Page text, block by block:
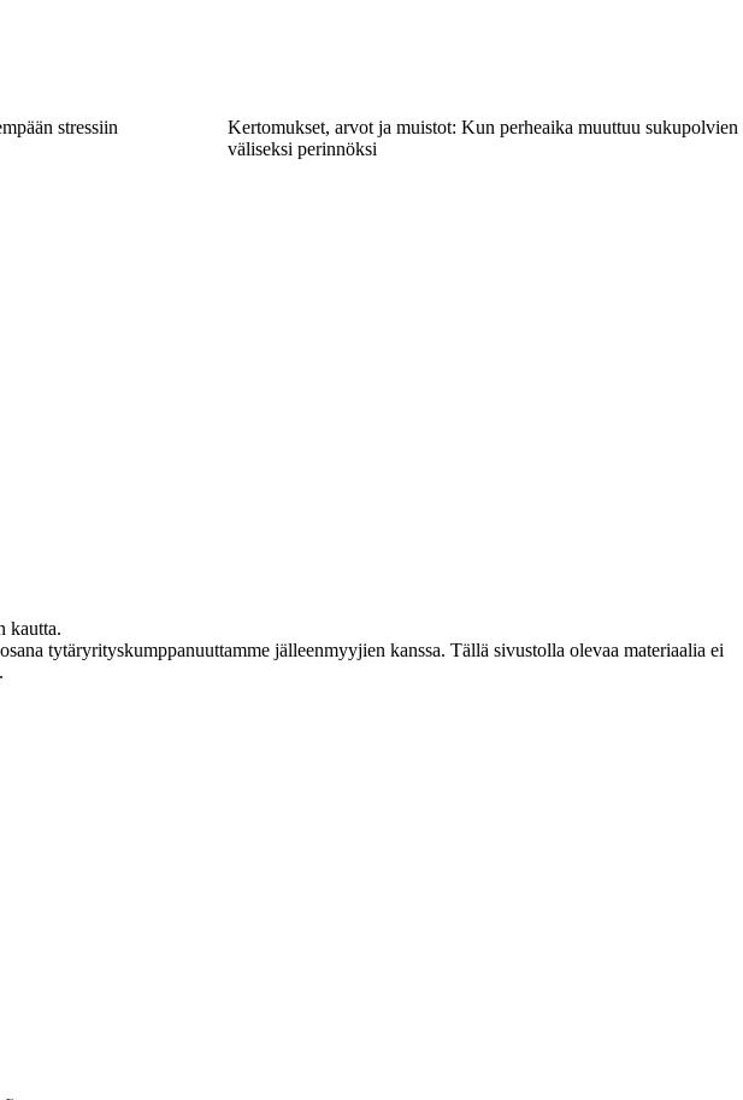
stressiin
Kertomukset, arvot ja muistot: Kun perheaika muuttuu sukupolvien
väliseksi perinnöksi
kautta.
tytäryrityskumppanuuttamme jälleenmyyjien kanssa. Tällä sivustolla olevaa materiaalia ei